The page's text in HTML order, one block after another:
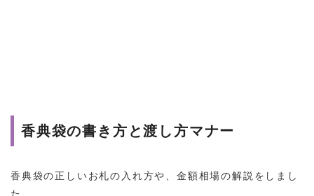
香典袋の書き方と渡し方マナー
香典袋の正しいお札の入れ方や、金額相場の解説をしまし